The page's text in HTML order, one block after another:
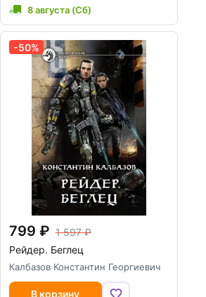
8 августа (Сб)
-50%
799
1 597
Рейдер. Беглец
Калбазов Константин Георгиевич
В корзину